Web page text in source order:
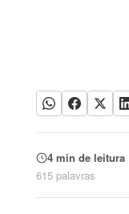
4 min de leitura
615 palavras